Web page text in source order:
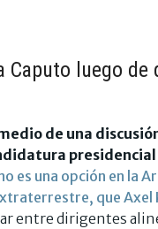
Caputo luego
de una
es una opción en la
que Axel
entre dirigentes